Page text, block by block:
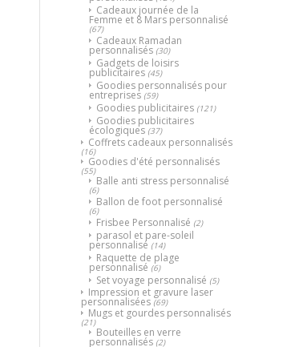
Cadeaux journée de la
Femme et 8 Mars personnalisé
(67)
Cadeaux Ramadan
personnalisés (30)
Gadgets de loisirs
publicitaires (45)
Goodies personnalisés pour
entreprises (59)
Goodies publicitaires (121)
Goodies publicitaires
écologiques (37)
Coffrets cadeaux personnalisés
(16)
Goodies d'été personnalisés
(55)
Balle anti stress personnalisé
(6)
Ballon de foot personnalisé
(6)
Frisbee Personnalisé (2)
parasol et pare-soleil
personnalisé (14)
Raquette de plage
personnalisé (6)
Set voyage personnalisé (5)
Impression et gravure laser
personnalisées (69)
Mugs et gourdes personnalisés
(21)
Bouteilles en verre
personnalisés (2)